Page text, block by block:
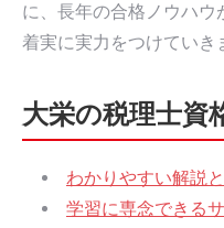
に、長年の合格ノウハウ
着実に実力をつけていき
大栄の税理士資
わかりやすい解説
学習に専念できる